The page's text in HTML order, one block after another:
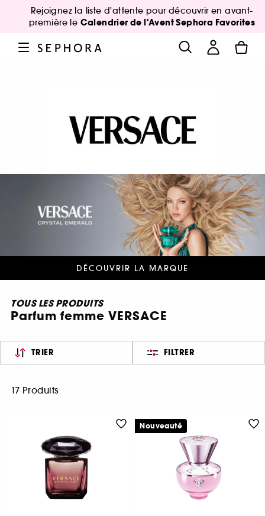
Rejoignez la liste d'attente pour découvrir en avant-
première le Calendrier de l'Avent Sephora Favorites
DÉCOUVRIR LA MARQUE
TOUS LES PRODUITS
Parfum femme VERSACE
TRIER FILTRER
17 Produits
Nouveauté